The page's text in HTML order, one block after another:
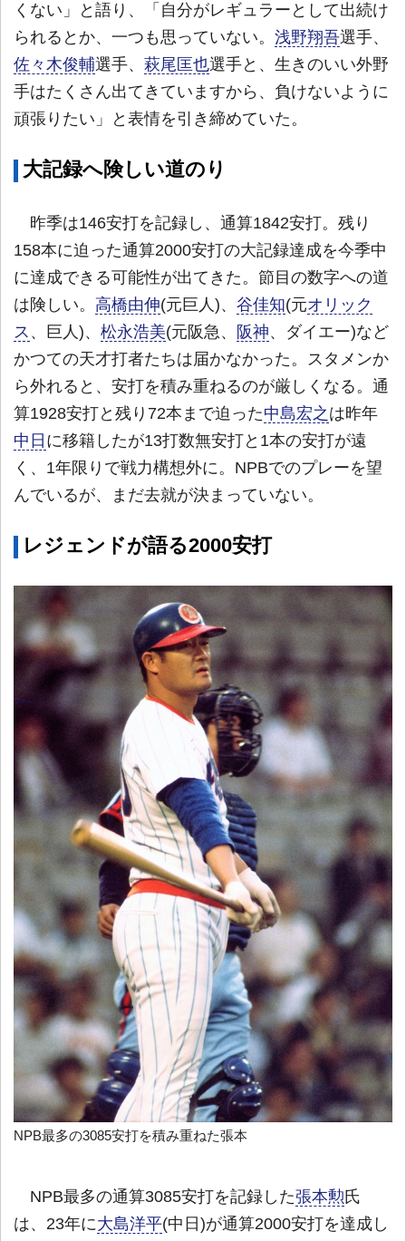
くない」と語り、「自分がレギュラーとして出続け
られるとか、一つも思っていない。 浅野翔吾選手、
佐々木俊輔選手、 萩尾匡也選手と、生きのいい外野
手はたくさん出てきていますから、負けないように
頑張りたい」と表情を引き締めていた。
大記録へ険しい道のり
昨季は146安打を記録し、通算1842安打。残り
158本に迫った通算2000安打の大記録達成を今季中
に達成できる可能性が出てきた。節目の数字への道
は険しい。 高橋由伸(元巨人)、 谷佳知(元オリック
ス 、巨人)、 松永浩美(元阪急、 阪神、ダイエー)など
かつての天才打者たちは届かなかった。スタメンか
ら外れると、安打を積み重ねるのが厳しくなる。通
算1928安打と残り72本まで迫った中島宏之 は昨年
中日 に移籍したが13打数無安打と1本の安打が遠
く、1年限りで戦力構想外に。NPBでのプレーを望
んでいるが、まだ去就が決まっていない。
レジェンドが語る2000安打
NPB最多の3085安打を積み重ねた張本
NPB最多の通算3085安打を記録した張本勲 氏
は、23年に大島洋平(中日)が通算2000安打を達成し